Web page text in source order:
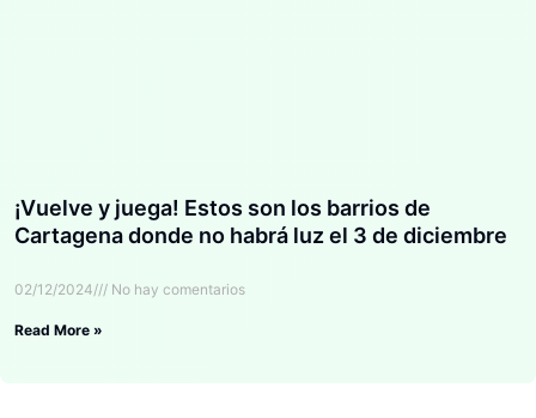
¡Vuelve y juega! Estos son los barrios de
Cartagena donde no habrá luz el 3 de diciembre
02/12/2024 No hay comentarios
Read More »